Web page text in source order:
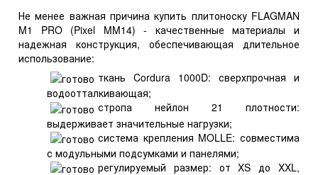
Не менее важная причина купить плитоноску FLAGMAN
M1 PRO (Pixel MM14) - качественные материалы и
надежная конструкция, обеспечивающая длительное
использование:
ткань Cordura 1000D: сверхпрочная и
водоотталкивающая;
стропа нейлон 21 плотности:
выдерживает значительные нагрузки;
система крепления MOLLE: совместима
с модульными подсумками и панелями;
регулируемый размер: от XS до XXL,